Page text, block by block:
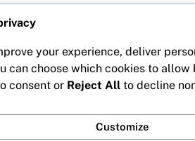
your experience, deliver
can choose which cookies to
consent or Reject All to decline
Customize